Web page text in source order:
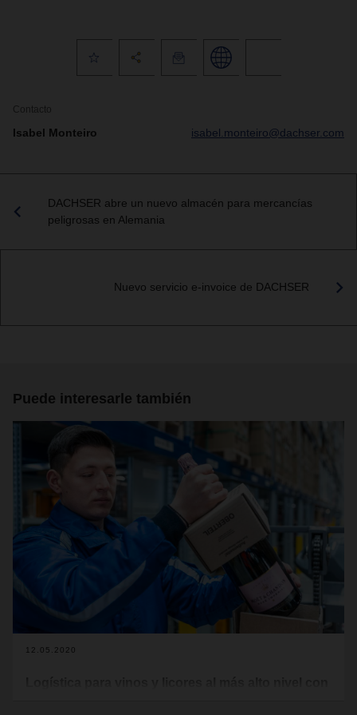
Contacto
Isabel Monteiro isabel.monteiro@dachser.com
DACHSER abre un nuevo almacén para mercancías
peligrosas en Alemania
Nuevo servicio e-invoice de DACHSER
Puede interesarle también
12.05.2020